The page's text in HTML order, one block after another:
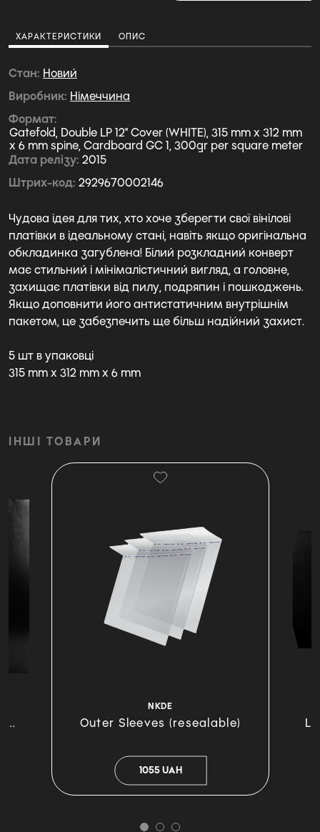
ХАРАКТЕРИСТИКИ ОПИС
Стан Новий
Виробник Німеччина
Формат
Gatefold, Double LP 12" Cover (WHITE), 315 mm x 312 mm
x 6 mm spine, Cardboard GC 1, 300gr per square meter
Дата релізу 2015
Штрих-код 2929670002146
Чудова ідея для тих, хто хоче зберегти свої вінілові
платівки в ідеальному стані, навіть якщо оригінальна
обкладинка загублена! Білий розкладний конверт
має стильний і мінімалістичний вигляд, а головне,
захищає платівки від пилу, подряпин і пошкоджень.
Якщо доповнити його антистатичним внутрішнім
пакетом, це забезпечить ще більш надійний захист.
5 шт в упаковці
315 mm x 312 mm x 6 mm
ІНШІ ТОВАРИ
NKDE
Outer Sleeves (resealable)
1055 UAH